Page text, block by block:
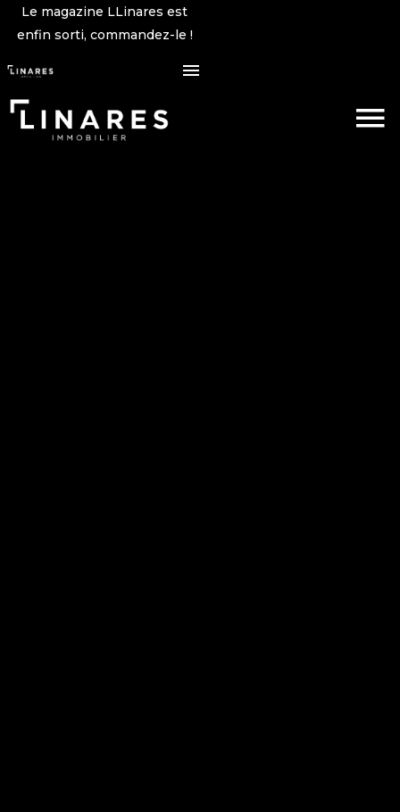
Le magazine LLinares est
enfin sorti, commandez-le !